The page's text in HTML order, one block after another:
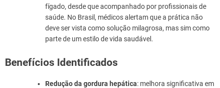
fígado, desde que acompanhado por profissionais de
saúde. No Brasil, médicos alertam que a prática não
deve ser vista como solução milagrosa, mas sim como
parte de um estilo de vida saudável.
Benefícios Identificados
Redução da gordura hepática: melhora significativa em